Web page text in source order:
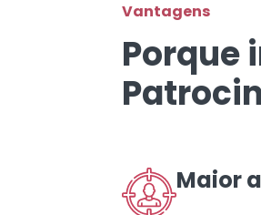
Vantagens
Porque
Maior